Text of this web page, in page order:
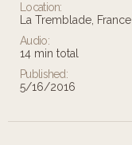
Location:
La Tremblade, France
Audio:
14 min total
Published:
5/16/2016